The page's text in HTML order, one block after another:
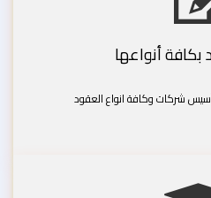
بكافة أنواعها
شركات وكافة انواع العقود